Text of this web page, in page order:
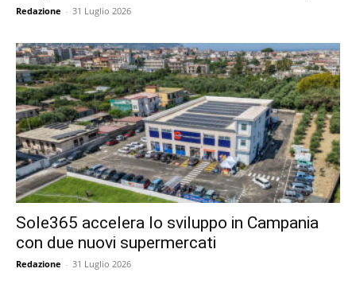
Redazione - 31 Luglio 2026
Sole365 accelera lo sviluppo in Campania
con due nuovi supermercati
Redazione - 31 Luglio 2026